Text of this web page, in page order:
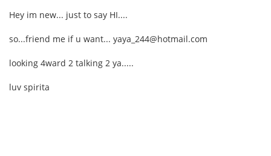
Hey im new... just to say HI....
so...friend me if u want... yaya_244@hotmail.com
looking 4ward 2 talking 2 ya.....
luv spirita